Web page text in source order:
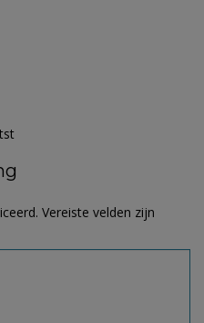
Vereiste velden zijn